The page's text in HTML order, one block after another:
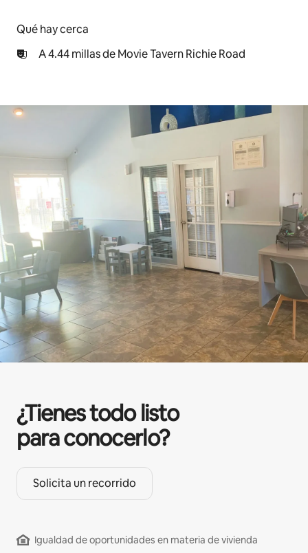
Qué hay cerca
A 4.44 millas de Movie Tavern Richie Road
¿Tienes todo listo
para conocerlo?
Solicita un recorrido
Igualdad de oportunidades en materia de vivienda